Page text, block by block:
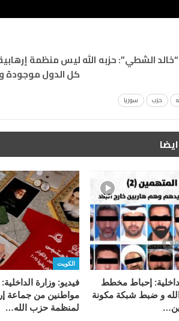
الشطي”: حزبه الله ليس منظمة
كل الدول موجودة
حزب سوريا
إحباط مخطط
و ضبط شبكة مكونة
الكويت
فيديو: وزارة
مواطنين من جماعة
لمنظمة حزب الله…